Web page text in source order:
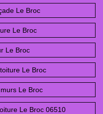
Le Broc
Le Broc
Le Broc
Le Broc
Le Broc
Le Broc 06510